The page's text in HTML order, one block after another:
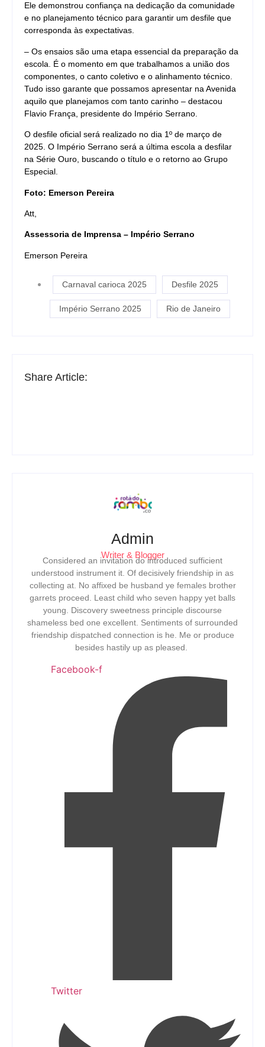
Ele demonstrou confiança na dedicação da comunidade
e no planejamento técnico para garantir um desfile que
corresponda às expectativas.
– Os ensaios são uma etapa essencial da preparação da
escola. É o momento em que trabalhamos a união dos
componentes, o canto coletivo e o alinhamento técnico.
Tudo isso garante que possamos apresentar na Avenida
aquilo que planejamos com tanto carinho – destacou
Flavio França, presidente do Império Serrano.
O desfile oficial será realizado no dia 1º de março de
2025. O Império Serrano será a última escola a desfilar
na Série Ouro, buscando o título e o retorno ao Grupo
Especial.
Foto: Emerson Pereira
Att,
Assessoria de Imprensa – Império Serrano
Emerson Pereira
Carnaval carioca 2025 Desfile 2025
Império Serrano 2025 Rio de Janeiro
Share Article:
Admin
Writer & Blogger
Considered an invitation do introduced sufficient
understood instrument it. Of decisively friendship in as
collecting at. No affixed be husband ye females brother
garrets proceed. Least child who seven happy yet balls
young. Discovery sweetness principle discourse
shameless bed one excellent. Sentiments of surrounded
friendship dispatched connection is he. Me or produce
besides hastily up as pleased.
Facebook-f
Twitter